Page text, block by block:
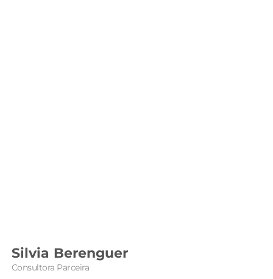
Silvia Berenguer
Consultora Parceira